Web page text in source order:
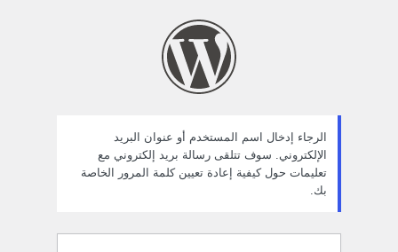
الرجاء إدخال اسم المستخدم أو عنوان البريد
الإلكتروني. سوف تتلقى رسالة بريد إلكتروني مع
تعليمات حول كيفية إعادة تعيين كلمة المرور الخاصة
بك.